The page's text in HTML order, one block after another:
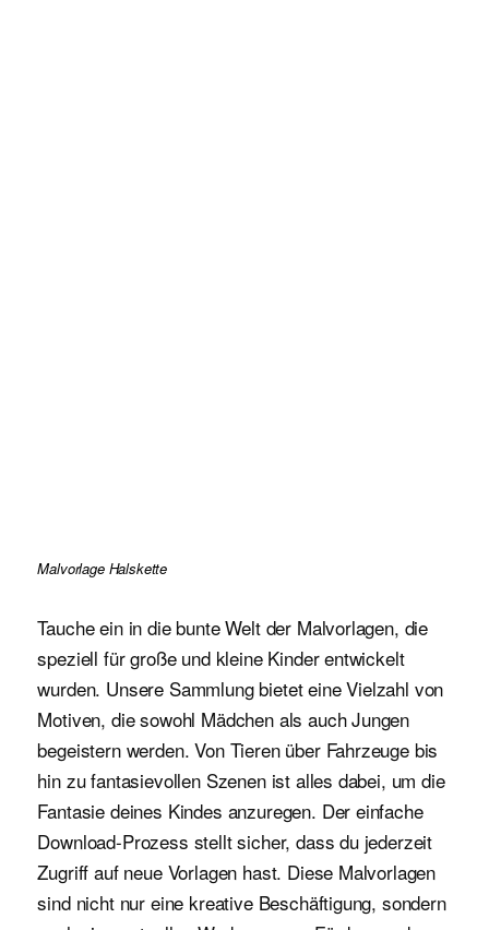
Malvorlage Halskette
Tauche ein in die bunte Welt der Malvorlagen, die
speziell für große und kleine Kinder entwickelt
wurden. Unsere Sammlung bietet eine Vielzahl von
Motiven, die sowohl Mädchen als auch Jungen
begeistern werden. Von Tieren über Fahrzeuge bis
hin zu fantasievollen Szenen ist alles dabei, um die
Fantasie deines Kindes anzuregen. Der einfache
Download-Prozess stellt sicher, dass du jederzeit
Zugriff auf neue Vorlagen hast. Diese Malvorlagen
sind nicht nur eine kreative Beschäftigung, sondern